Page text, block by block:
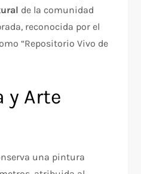
de la comunidad
reconocida por el
“Repositorio Vivo de
y Arte
una pintura